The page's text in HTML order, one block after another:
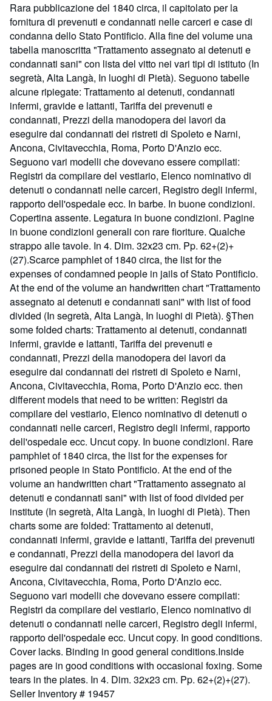
Rara pubblicazione del 1840 circa, il capitolato per la
fornitura di prevenuti e condannati nelle carceri e case di
condanna dello Stato Pontificio. Alla fine del volume una
tabella manoscritta "Trattamento assegnato ai detenuti e
condannati sani" con lista del vitto nei vari tipi di istituto (In
segretà, Alta Langà, In luoghi di Pietà). Seguono tabelle
alcune ripiegate: Trattamento ai detenuti, condannati
infermi, gravide e lattanti, Tariffa dei prevenuti e
condannati, Prezzi della manodopera dei lavori da
eseguire dai condannati dei ristreti di Spoleto e Narni,
Ancona, Civitavecchia, Roma, Porto D'Anzio ecc.
Seguono vari modelli che dovevano essere compilati:
Registri da compilare del vestiario, Elenco nominativo di
detenuti o condannati nelle carceri, Registro degli infermi,
rapporto dell'ospedale ecc. In barbe. In buone condizioni.
Copertina assente. Legatura in buone condizioni. Pagine
in buone condizioni generali con rare fioriture. Qualche
strappo alle tavole. In 4. Dim. 32x23 cm. Pp. 62+(2)+
(27).Scarce pamphlet of 1840 circa, the list for the
expenses of condamned people in jails of Stato Pontificio.
At the end of the volume an handwritten chart "Trattamento
assegnato ai detenuti e condannati sani" with list of food
divided (In segretà, Alta Langà, In luoghi di Pietà). §Then
some folded charts: Trattamento ai detenuti, condannati
infermi, gravide e lattanti, Tariffa dei prevenuti e
condannati, Prezzi della manodopera dei lavori da
eseguire dai condannati dei ristreti di Spoleto e Narni,
Ancona, Civitavecchia, Roma, Porto D'Anzio ecc. then
different models that need to be written: Registri da
compilare del vestiario, Elenco nominativo di detenuti o
condannati nelle carceri, Registro degli infermi, rapporto
dell'ospedale ecc. Uncut copy. In buone condizioni. Rare
pamphlet of 1840 circa, the list for the expenses for
prisoned people in Stato Pontificio. At the end of the
volume an handwritten chart "Trattamento assegnato ai
detenuti e condannati sani" with list of food divided per
institute (In segretà, Alta Langà, In luoghi di Pietà). Then
charts some are folded: Trattamento ai detenuti,
condannati infermi, gravide e lattanti, Tariffa dei prevenuti
e condannati, Prezzi della manodopera dei lavori da
eseguire dai condannati dei ristreti di Spoleto e Narni,
Ancona, Civitavecchia, Roma, Porto D'Anzio ecc.
Seguono vari modelli che dovevano essere compilati:
Registri da compilare del vestiario, Elenco nominativo di
detenuti o condannati nelle carceri, Registro degli infermi,
rapporto dell'ospedale ecc. Uncut copy. In good conditions.
Cover lacks. Binding in good general conditions.Inside
pages are in good conditions with occasional foxing. Some
tears in the plates. In 4. Dim. 32x23 cm. Pp. 62+(2)+(27).
Seller Inventory # 19457